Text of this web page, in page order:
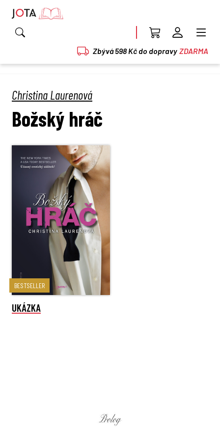
Zbývá 598 Kč do dopravy ZDARMA
BESTSELLER
Christina Laurenová
Božský hráč
UKÁZKA